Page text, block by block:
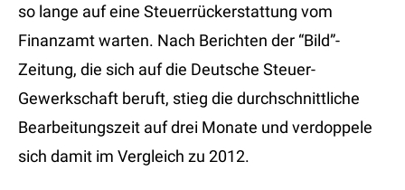
so lange auf eine Steuerrückerstattung vom
Finanzamt warten. Nach Berichten der “Bild”-
Zeitung, die sich auf die Deutsche Steuer-
Gewerkschaft beruft, stieg die durchschnittliche
Bearbeitungszeit auf drei Monate und verdoppele
sich damit im Vergleich zu 2012.